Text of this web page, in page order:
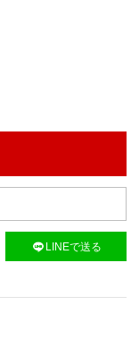
LINEで送る